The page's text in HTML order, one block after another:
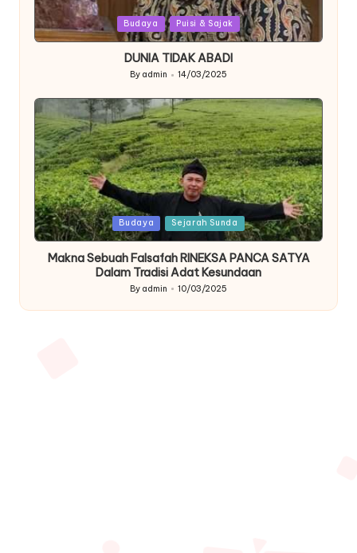
Posted
in
Budaya Puisi & Sajak
DUNIA TIDAK ABADI
Posted
By admin 14/03/2025
Posted
in
Budaya Sejarah Sunda
Makna Sebuah Falsafah RINEKSA PANCA SATYA
Dalam Tradisi Adat Kesundaan
Posted
by
By admin 10/03/2025